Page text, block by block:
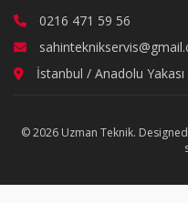
0216 471 59 56
İstanbul / Anadolu Yakası
© 2026 Uzman Teknik.